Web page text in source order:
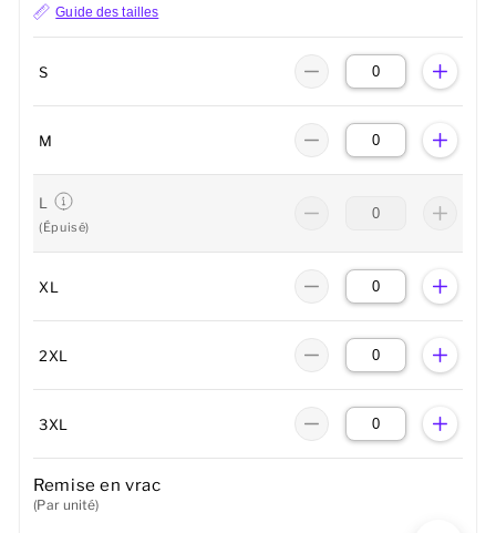
Guide des tailles
S
M
L
(Épuisé)
XL
2XL
3XL
Remise en vrac
(Par unité)